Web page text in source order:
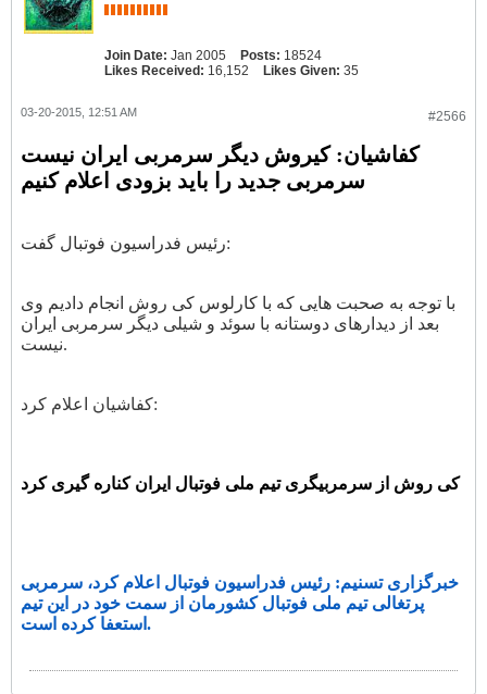
Join Date: Jan 2005 Posts: 18524
Likes Received: 16,152 Likes Given: 35
#2566
03-20-2015, 12:51 AM
کفاشیان: کیروش دیگر سرمربی ایران نیست
سرمربی جدید را باید بزودی اعلام کنیم
رئیس فدراسیون فوتبال گفت:
با توجه به صحبت هایی که با کارلوس کی روش انجام دادیم وی
بعد از دیدارهای دوستانه با سوئد و شیلی دیگر سرمربی ایران
نیست.
کفاشیان اعلام کرد:
کی روش از سرمربیگری تیم ملی فوتبال ایران کناره گیری کرد
خبرگزاری تسنیم: رئیس فدراسیون فوتبال اعلام کرد، سرمربی
پرتغالی تیم ملی فوتبال کشورمان از سمت خود در این تیم
استعفا کرده است.